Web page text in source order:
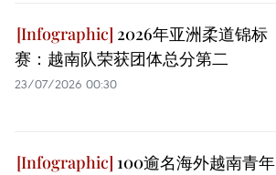
2026年亚洲柔道锦标
赛：越南队荣获团体总分第二
23/07/2026 00:30
100逾名海外越南青年